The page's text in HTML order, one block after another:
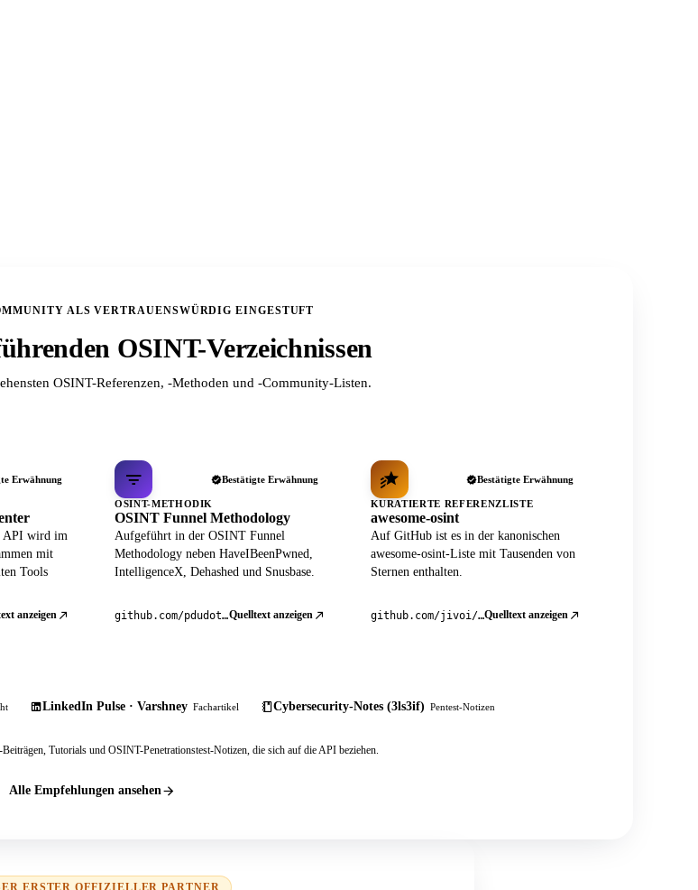
ALS VERTRAUENSWÜRDIG EINGESTUFT
OSINT-Verzeichnissen
OSINT-Referenzen, -Methoden und -Community-Listen.
Erwähnung
API wird im
mit
Tools
anzeigen
Bestätigte Erwähnung
OSINT-METHODIK
OSINT Funnel Methodology
Aufgeführt in der OSINT Funnel
Methodology neben HaveIBeenPwned,
IntelligenceX, Dehashed und Snusbase.
github.com/pdudotdev/ofmQuelltext anzeigen
Bestätigte Erwähnung
KURATIERTE REFERENZLISTE
awesome-osint
Auf GitHub ist es in der kanonischen
awesome-osint-Liste mit Tausenden von
Sternen enthalten.
github.com/jivoi/awesome-osintQuelltext anzeigen
LinkedIn Pulse · Varshney Fachartikel Cybersecurity-Notes (3ls3if) Pentest-Notizen
Tutorials und OSINT-Penetrationstest-Notizen, die sich auf die API beziehen.
Alle Empfehlungen ansehen
ERSTER OFFIZIELLER PARTNER